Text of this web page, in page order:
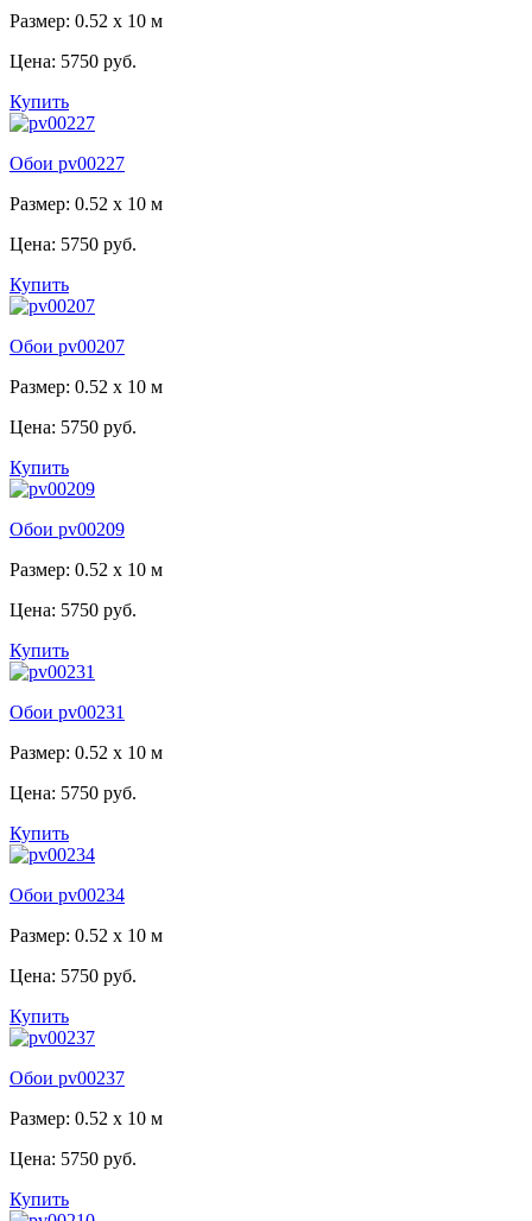
Размер: 0.52 x 10 м
Цена: 5750 руб.
Купить
Обои pv00227
Размер: 0.52 x 10 м
Цена: 5750 руб.
Купить
Обои pv00207
Размер: 0.52 x 10 м
Цена: 5750 руб.
Купить
Обои pv00209
Размер: 0.52 x 10 м
Цена: 5750 руб.
Купить
Обои pv00231
Размер: 0.52 x 10 м
Цена: 5750 руб.
Купить
Обои pv00234
Размер: 0.52 x 10 м
Цена: 5750 руб.
Купить
Обои pv00237
Размер: 0.52 x 10 м
Цена: 5750 руб.
Купить